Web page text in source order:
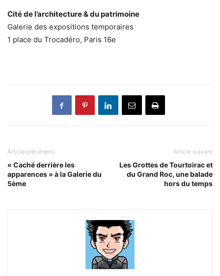
Cité de l’architecture & du patrimoine
Galerie des expositions temporaires
1 place du Trocadéro, Paris 16e
Article précédent
« Caché derrière les
apparences » à la Galerie du
5ème
Article suivant
Les Grottes de Tourtoirac et
du Grand Roc, une balade
hors du temps